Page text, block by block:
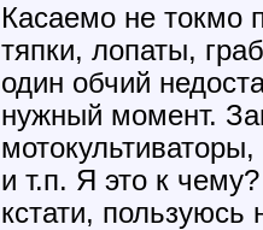
Касаемо не токмо
тяпки, лопаты,
один обчий
нужный момент.
и т.п. Я это к
кстати, пользуюсь